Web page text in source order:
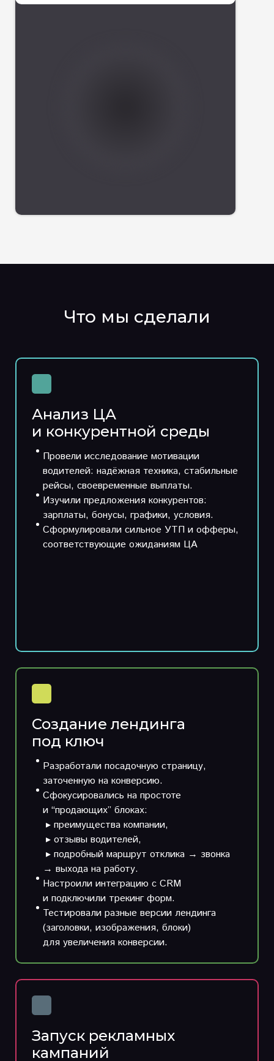
Что мы сделали
Анализ ЦА
и конкурентной среды
Провели исследование мотивации
водителей: надёжная техника, стабильные
рейсы, своевременные выплаты.
Изучили предложения конкурентов:
зарплаты, бонусы, графики, условия.
Сформулировали сильное УТП и офферы,
соответствующие ожиданиям ЦА
Создание лендинга
под ключ
Разработали посадочную страницу,
заточенную на конверсию.
Сфокусировались на простоте
и “продающих” блоках:
▸ преимущества компании,
▸ отзывы водителей,
▸ подробный маршрут отклика → звонка
→ выхода на работу.
Настроили интеграцию с CRM
и подключили трекинг форм.
Тестировали разные версии лендинга
(заголовки, изображения, блоки)
для увеличения конверсии.
Запуск рекламных
кампаний